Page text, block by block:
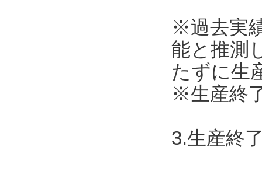
※過去実
能と推測
たずに生
※生産終
3.生産終